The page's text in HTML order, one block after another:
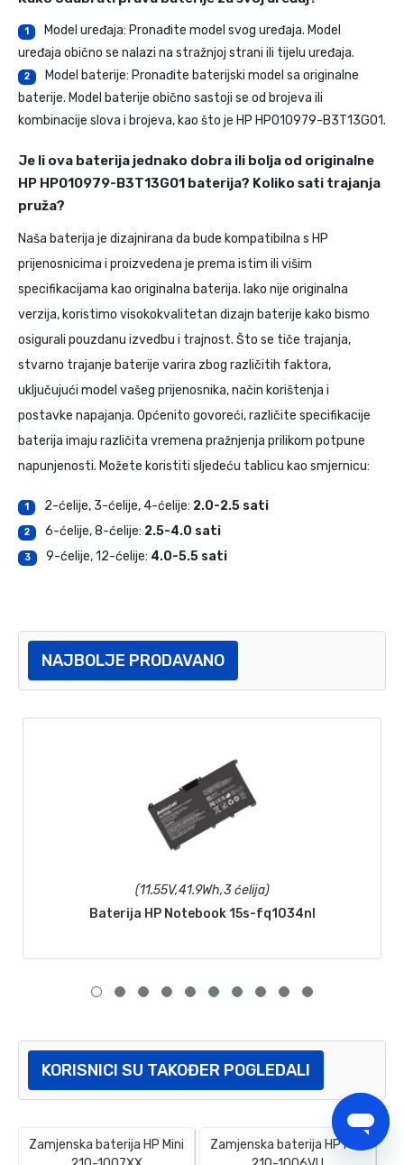
1
Model uređaja: Pronađite model svog uređaja. Model
uređaja obično se nalazi na stražnjoj strani ili tijelu uređaja.
2
Model baterije: Pronađite baterijski model sa originalne
baterije. Model baterije obično sastoji se od brojeva ili
kombinacije slova i brojeva, kao što je HP HP010979-B3T13G01.
Je li ova baterija jednako dobra ili bolja od originalne
HP HP010979-B3T13G01 baterija? Koliko sati trajanja
pruža?
Naša baterija je dizajnirana da bude kompatibilna s HP
prijenosnicima i proizvedena je prema istim ili višim
specifikacijama kao originalna baterija. Iako nije originalna
verzija, koristimo visokokvalitetan dizajn baterije kako bismo
osigurali pouzdanu izvedbu i trajnost. Što se tiče trajanja,
stvarno trajanje baterije varira zbog različitih faktora,
uključujući model vašeg prijenosnika, način korištenja i
postavke napajanja. Općenito govoreći, različite specifikacije
baterija imaju različita vremena pražnjenja prilikom potpune
napunjenosti. Možete koristiti sljedeću tablicu kao smjernicu:
1 2-ćelije, 3-ćelije, 4-ćelije: 2.0-2.5 sati
2 6-ćelije, 8-ćelije: 2.5-4.0 sati
3 9-ćelije, 12-ćelije: 4.0-5.5 sati
NAJBOLJE PRODAVANO
(11.55V,41.9Wh,3 ćelija)
Baterija HP Notebook 15s-fq1034nl
KORISNICI SU TAKOĐER POGLEDALI
Zamjenska baterija HP Mini
Zamjenska baterija HP Mini